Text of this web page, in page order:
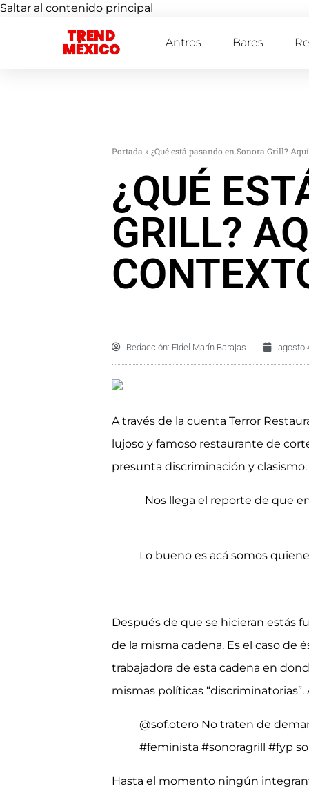
Saltar al contenido principal
TREND
MÉXICO Antros Bares
Portada » ¿Qué está pasando en Sonora Grill?
¿QUÉ
GRILL?
Redacción: Fidel Marín Barajas agosto
A través de la cuenta Terror
lujoso y famoso restaurante de
presunta discriminación y clasismo.
Nos llega el reporte de que
Lo bueno es acá somos
Después de que se hicieran estás
de la misma cadena. Es el caso de
trabajadora de esta cadena en
mismas políticas
@sof.otero No traten de
#feminista #sonoragrill #fyp
Hasta el momento ningún